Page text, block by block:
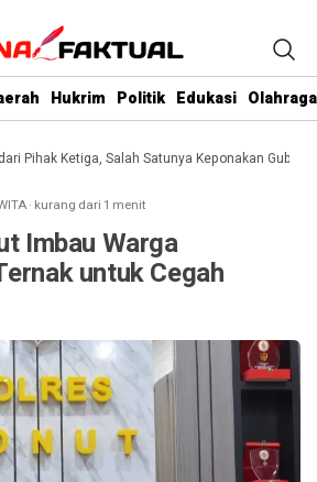
Hukrim Politik Edukasi Olahraga
Ketiga, Salah Satunya Keponakan Gubernur
· kurang dari 1 menit
Imbau Warga
untuk Cegah